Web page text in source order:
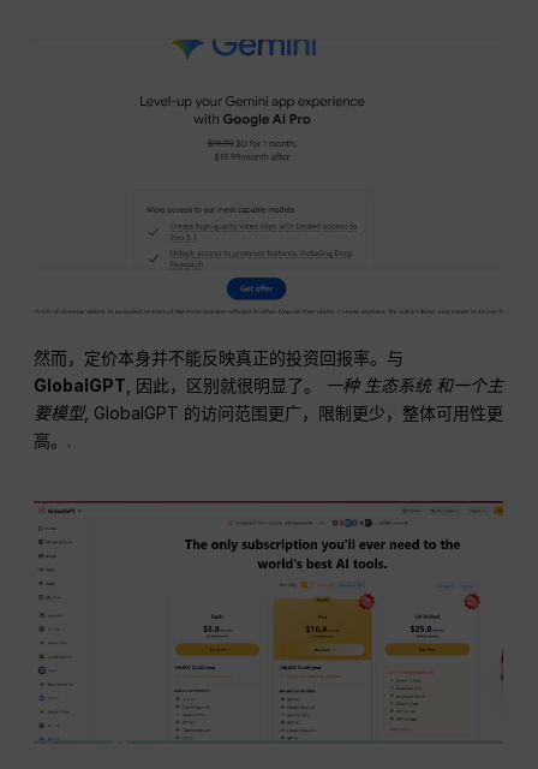
然而，定价本身并不能反映真正的投资回报率。与
GlobalGPT , 因此，区别就很明显了。 一种 生态系统和一个主
要模型, GlobalGPT 的访问范围更广，限制更少，整体可用性更
高。.